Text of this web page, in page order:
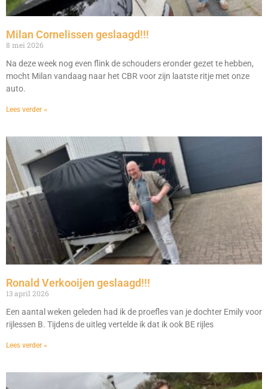
Milan Cornelissen geslaagd!!!
8 mei 2026
Na deze week nog even flink de schouders eronder gezet te hebben,
mocht Milan vandaag naar het CBR voor zijn laatste ritje met onze
auto.
Lees verder »
Ronald Verkooijen geslaagd!!!
13 april 2026
Een aantal weken geleden had ik de proefles van je dochter Emily voor
rijlessen B. Tijdens de uitleg vertelde ik dat ik ook BE rijles
Lees verder »